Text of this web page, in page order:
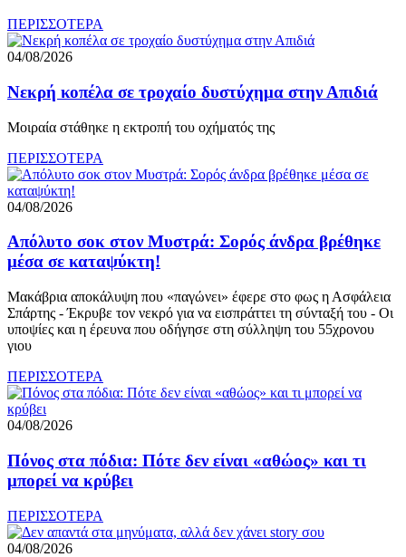
ΠΕΡΙΣΣΟΤΕΡΑ
04/08/2026
Νεκρή κοπέλα σε τροχαίο δυστύχημα στην Απιδιά
Μοιραία στάθηκε η εκτροπή του οχήματός της
ΠΕΡΙΣΣΟΤΕΡΑ
04/08/2026
Απόλυτο σοκ στον Μυστρά: Σορός άνδρα βρέθηκε
μέσα σε καταψύκτη!
Μακάβρια αποκάλυψη που «παγώνει» έφερε στο φως η Ασφάλεια
Σπάρτης - Έκρυβε τον νεκρό για να εισπράττει τη σύνταξή του - Οι
υποψίες και η έρευνα που οδήγησε στη σύλληψη του 55χρονου
γιου
ΠΕΡΙΣΣΟΤΕΡΑ
04/08/2026
Πόνος στα πόδια: Πότε δεν είναι «αθώος» και τι
μπορεί να κρύβει
ΠΕΡΙΣΣΟΤΕΡΑ
04/08/2026